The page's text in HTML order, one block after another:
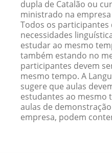
dupla de Catalão ou
ministrado na
Todos os participantes
necessidades
estudar ao mesmo
também estando no
participantes devem
mesmo tempo. A
sugere que aulas
estudantes ao mesmo
aulas de
empresa, podem